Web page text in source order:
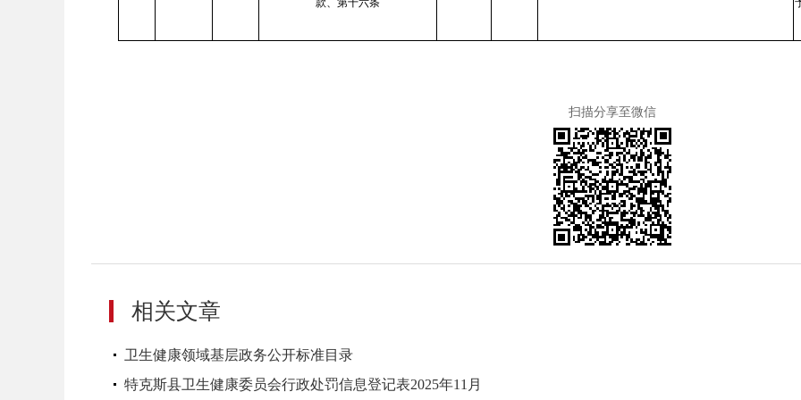
款、第十六条
扫描分享至微信
相关文章
卫生健康领域基层政务公开标准目录
特克斯县卫生健康委员会行政处罚信息登记表2025年11月